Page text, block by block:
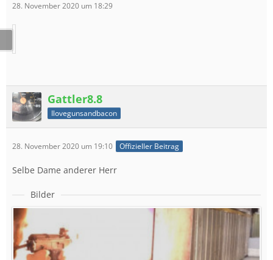
28. November 2020 um 18:29
Gattler8.8
Ilovegunsandbacon
28. November 2020 um 19:10 Offizieller Beitrag
Selbe Dame anderer Herr
Bilder